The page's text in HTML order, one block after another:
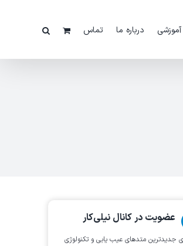
درباره ما تماس
عضویت در کانال نیلی‌کار
جدیدترین متد‌های عیب یابی‌ و تکنولوژی